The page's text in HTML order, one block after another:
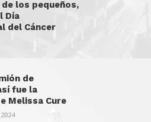
los pequeños,
Día
del Cáncer
de
fue la
Melissa Cure